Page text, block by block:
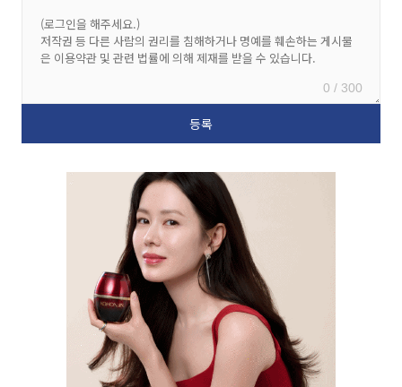
0 / 300